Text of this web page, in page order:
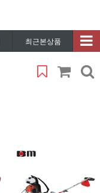
최근본상품